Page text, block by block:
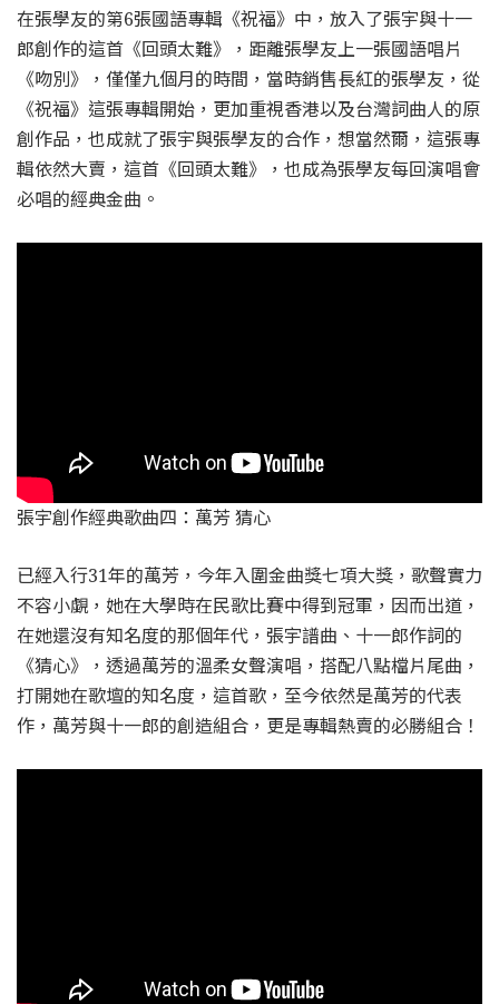
在張學友的第6張國語專輯《祝福》中，放入了張宇與十一
郎創作的這首《回頭太難》，距離張學友上一張國語唱片
《吻別》，僅僅九個月的時間，當時銷售長紅的張學友，從
《祝福》這張專輯開始，更加重視香港以及台灣詞曲人的原
創作品，也成就了張宇與張學友的合作，想當然爾，這張專
輯依然大賣，這首《回頭太難》，也成為張學友每回演唱會
必唱的經典金曲。
張宇創作經典歌曲四：萬芳 猜心
已經入行31年的萬芳，今年入圍金曲獎七項大獎，歌聲實力
不容小覷，她在大學時在民歌比賽中得到冠軍，因而出道，
在她還沒有知名度的那個年代，張宇譜曲、十一郎作詞的
《猜心》，透過萬芳的溫柔女聲演唱，搭配八點檔片尾曲，
打開她在歌壇的知名度，這首歌，至今依然是萬芳的代表
作，萬芳與十一郎的創造組合，更是專輯熱賣的必勝組合！